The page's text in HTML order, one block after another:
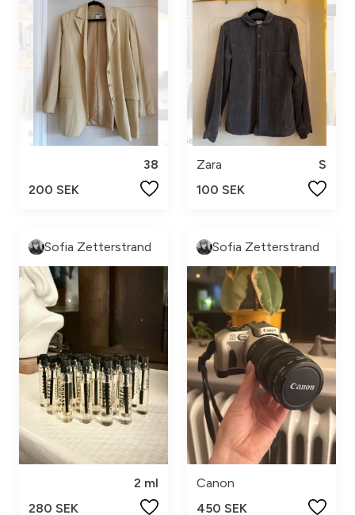
38
200 SEK
Zara
S
100 SEK
Sofia Zetterstrand
2 ml
280 SEK
Sofia Zetterstrand
Canon
450 SEK